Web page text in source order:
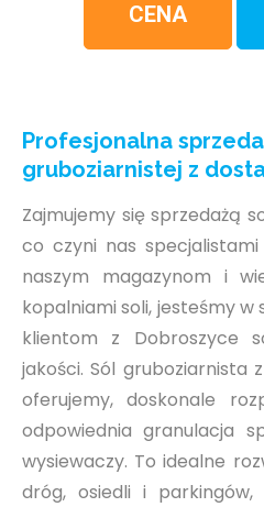
CENA
Profesjonalna
gruboziarnistej z
Zajmujemy się sprzedażą
co czyni nas
naszym magazynom i
kopalniami soli, jesteśmy
klientom z Dobroszyce
jakości. Sól gruboziarnista
oferujemy, doskonale
odpowiednia granulacja
wysiewaczy. To idealne
dróg, osiedli i